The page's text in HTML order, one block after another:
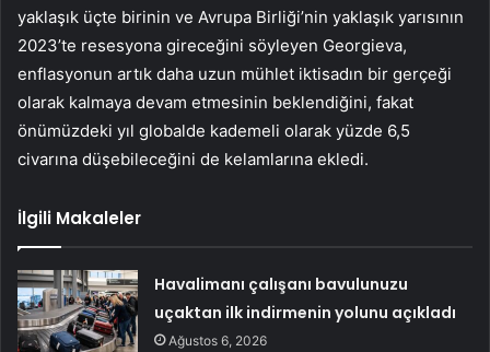
yaklaşık üçte birinin ve Avru­pa Birliği’nin yaklaşık yarısının
2023’te resesyona gireceğini söy­leyen Georgieva,
enflasyonun ar­tık daha uzun mühlet iktisadın bir gerçeği
olarak kalmaya devam etmesinin beklendiğini, fakat
önümüzdeki yıl globalde kademe­li olarak yüzde 6,5
civarına düşe­bileceğini de kelamlarına ekledi.
İlgili Makaleler
Havalimanı çalışanı bavulunuzu
uçaktan ilk indirmenin yolunu açıkladı
Ağustos 6, 2026